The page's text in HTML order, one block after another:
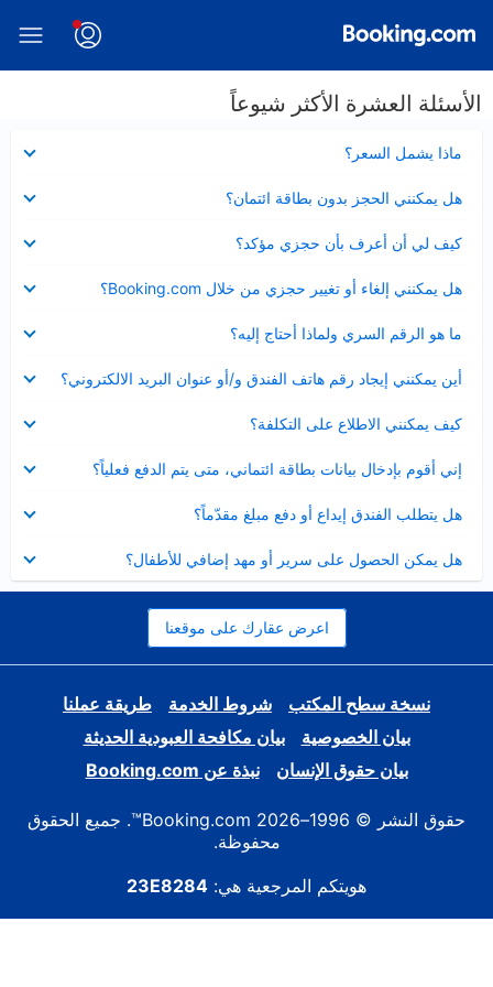
الأسئلة العشرة الأكثر شيوعاً
ماذا يشمل السعر؟
مصغر
هل يمكنني الحجز بدون بطاقة ائتمان؟
مصغر
كيف لي أن أعرف بأن حجزي مؤكد؟
مصغر
هل يمكنني إلغاء أو تغيير حجزي من خلال Booking.com؟
مصغر
ما هو الرقم السري ولماذا أحتاج إليه؟
مصغر
أين يمكنني إيجاد رقم هاتف الفندق و/أو عنوان البريد الالكتروني؟
عرض
مصغر
كيف يمكنني الاطلاع على التكلفة؟
مصغر
إني أقوم بإدخال بيانات بطاقة ائتماني، متى يتم الدفع فعلياً؟
مصغر
هل يتطلب الفندق إيداع أو دفع مبلغ مقدّماً؟
مصغر
هل يمكن الحصول على سرير أو مهد إضافي للأطفال؟
مصغر
اعرض عقارك على موقعنا
نسخة سطح المكتب شروط الخدمة
طريقة عملنا
بيان الخصوصية
بيان مكافحة العبودية الحديثة
بيان حقوق الإنسان
نبذة عن Booking.com
حقوق النشر © 1996–2026 Booking.com™. جميع الحقوق
محفوظة.
هويتكم المرجعية هي: 23E8284